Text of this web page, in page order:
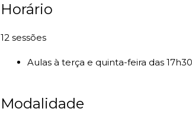
Horário
12 sessões
Aulas à terça e quinta-feira das
Modalidade